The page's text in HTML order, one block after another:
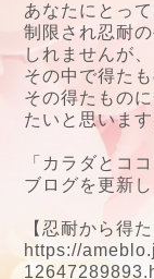
あなたにとっ
制限され忍耐
しれませんが、
その中で得た
その得たもの
たいと思います
「カラダとコ
ブログを更新し
【忍耐から得た
https://